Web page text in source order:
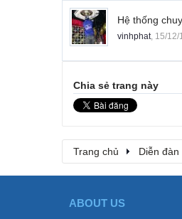
Hệ thống
vinhphat, 15/12/
Chia sẻ trang này
Trang chủ Diễn đàn
ABOUT US